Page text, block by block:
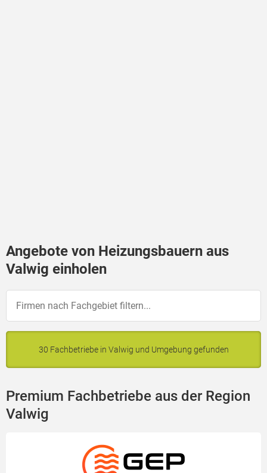
Angebote von Heizungsbauern aus
Valwig einholen
30 Fachbetriebe in Valwig und Umgebung gefunden
Premium Fachbetriebe aus der Region
Valwig